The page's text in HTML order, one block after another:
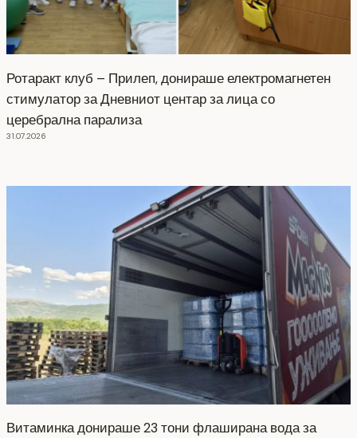
Ротаракт клуб – Прилеп, донираше електромагнетен
стимулатор за Дневниот центар за лица со
церебрална парализа
31.07.2026
Витаминка донираше 23 тони флаширана вода за